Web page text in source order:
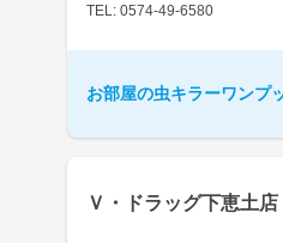
TEL: 0574-49-6580
お部屋の虫キラーワンプ
Ｖ・ドラッグ下恵土店